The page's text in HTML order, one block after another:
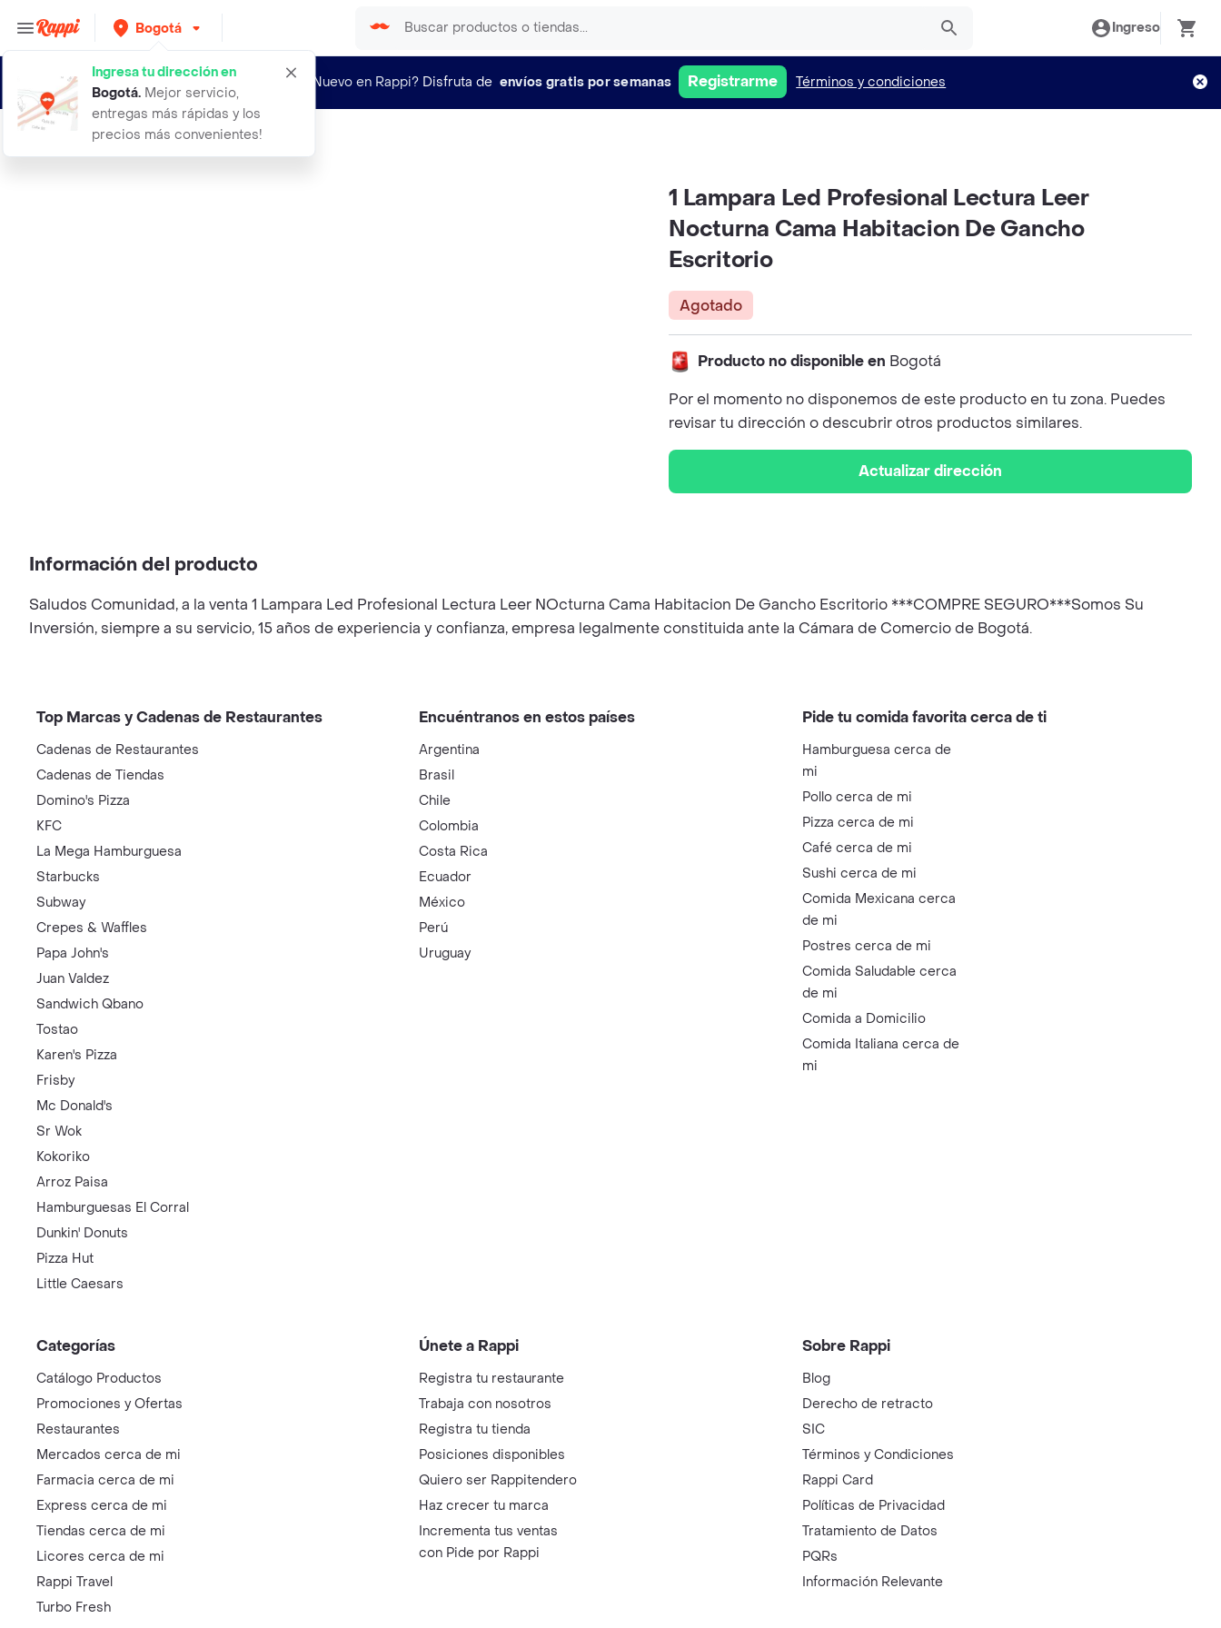
Bogotá
Ingresa tu dirección en
Bogotá. Mejor servicio,
entregas más rápidas y los
precios más convenientes!
Ingreso
¿Nuevo en Rappi? Disfruta de envíos gratis por semanas Registrarme Términos y condiciones
1 lampara led profesional lectura l
1 Lampara Led Profesional Lectura Leer
Nocturna Cama Habitacion De Gancho
Escritorio
Agotado
Producto no disponible en Bogotá
Por el momento no disponemos de este producto en tu zona. Puedes
revisar tu dirección o descubrir otros productos similares.
Actualizar dirección
Información del producto
Saludos Comunidad, a la venta 1 Lampara Led Profesional Lectura Leer NOcturna Cama Habitacion De Gancho Escritorio ***COMPRE SEGURO***Somos Su
Inversión, siempre a su servicio, 15 años de experiencia y confianza, empresa legalmente constituida ante la Cámara de Comercio de Bogotá.
Top Marcas y Cadenas de Restaurantes
Cadenas de Restaurantes
Cadenas de Tiendas
Domino's Pizza
KFC
La Mega Hamburguesa
Starbucks
Subway
Crepes & Waffles
Papa John's
Juan Valdez
Sandwich Qbano
Tostao
Karen's Pizza
Frisby
Mc Donald's
Sr Wok
Kokoriko
Arroz Paisa
Hamburguesas El Corral
Dunkin' Donuts
Pizza Hut
Little Caesars
Encuéntranos en estos países
Argentina
Brasil
Chile
Colombia
Costa Rica
Ecuador
México
Perú
Uruguay
Pide tu comida favorita cerca de ti
Hamburguesa cerca de
mi
Pollo cerca de mi
Pizza cerca de mi
Café cerca de mi
Sushi cerca de mi
Comida Mexicana cerca
de mi
Postres cerca de mi
Comida Saludable cerca
de mi
Comida a Domicilio
Comida Italiana cerca de
mi
Categorías
Catálogo Productos
Promociones y Ofertas
Restaurantes
Mercados cerca de mi
Farmacia cerca de mi
Express cerca de mi
Tiendas cerca de mi
Licores cerca de mi
Rappi Travel
Turbo Fresh
Únete a Rappi
Registra tu restaurante
Trabaja con nosotros
Registra tu tienda
Posiciones disponibles
Quiero ser Rappitendero
Haz crecer tu marca
Incrementa tus ventas
con Pide por Rappi
Sobre Rappi
Blog
Derecho de retracto
SIC
Términos y Condiciones
Rappi Card
Políticas de Privacidad
Tratamiento de Datos
PQRs
Información Relevante